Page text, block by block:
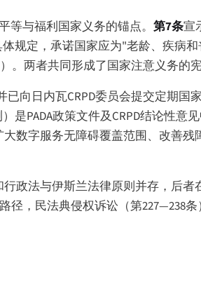
等与福利国家义务的锚点。 第7条宣
规定，承诺国家应为"老龄、疾病
）。两者共同形成了国家注意义务的
已向日内瓦CRPD委员会提交定期
PADA政策文件及CRPD结论性意
数字服务无障碍覆盖范围、改善
政法与伊斯兰法律原则并存，后
径，民法典侵权诉讼（第227—238